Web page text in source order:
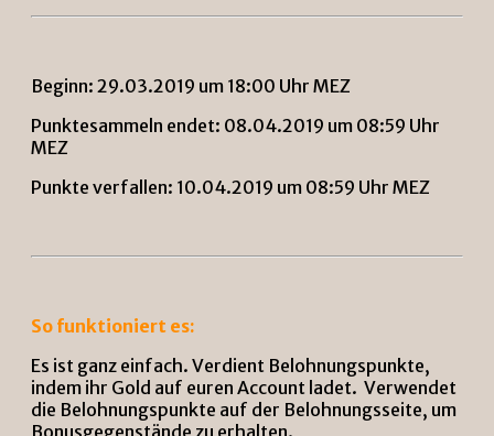
Beginn: 29.03.2019 um 18:00 Uhr MEZ
Punktesammeln endet: 08.04.2019 um 08:59 Uhr
MEZ
Punkte verfallen: 10.04.2019 um 08:59 Uhr MEZ
So funktioniert es:
Es ist ganz einfach. Verdient Belohnungspunkte,
indem ihr Gold auf euren Account ladet. Verwendet
die Belohnungspunkte auf der Belohnungsseite, um
Bonusgegenstände zu erhalten.